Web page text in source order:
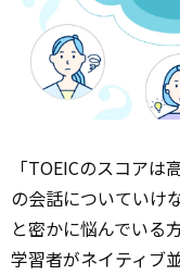
「TOEICのスコア
の会話についていけ
と密かに悩んでいる
学習者がネイティブ